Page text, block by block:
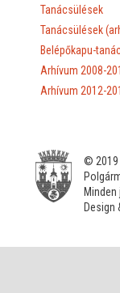
Tanácsülések
Tanácsülések
Belépőkapu-
Arhívum 2008-
Arhívum 2012-
© 2019